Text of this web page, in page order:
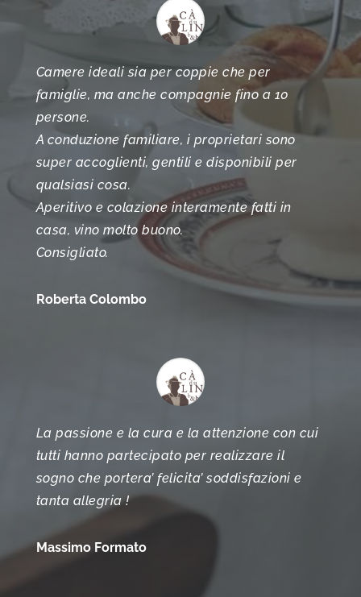
Camere ideali sia per coppie che per
famiglie, ma anche compagnie fino a 10
persone.
A conduzione familiare, i proprietari sono
super accoglienti, gentili e disponibili per
qualsiasi cosa.
Aperitivo e colazione interamente fatti in
casa, vino molto buono.
Consigliato.
Roberta Colombo
La passione e la cura e la attenzione con cui
tutti hanno partecipato per realizzare il
sogno che portera’ felicita’ soddisfazioni e
tanta allegria !
Massimo Formato